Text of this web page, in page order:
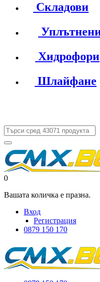
Складови
Хидрофори
Шлайфане
0
Вашата количка е празна.
Вход
Регистрация
0879 150 170